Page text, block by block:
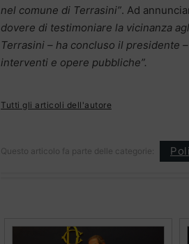
nel comune di Terrasini”. Ad
dovere di testimoniare la vicinanza
Terrasini – ha concluso il presidente
interventi e opere pubbliche”.
Tutti gli articoli dell'autore
Questo articolo fa parte delle categorie: